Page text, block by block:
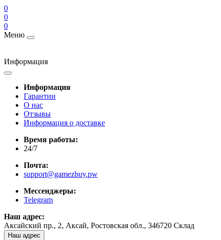
0
0
0
Меню
Информация
Информация
Гарантии
О нас
Отзывы
Информация о доставке
Время работы:
24/7
Почта:
support@gamezbuy.pw
Мессенджеры:
Telegram
Наш адрес:
Аксайский пр., 2, Аксай, Ростовская обл., 346720 Склад
Наш адрес